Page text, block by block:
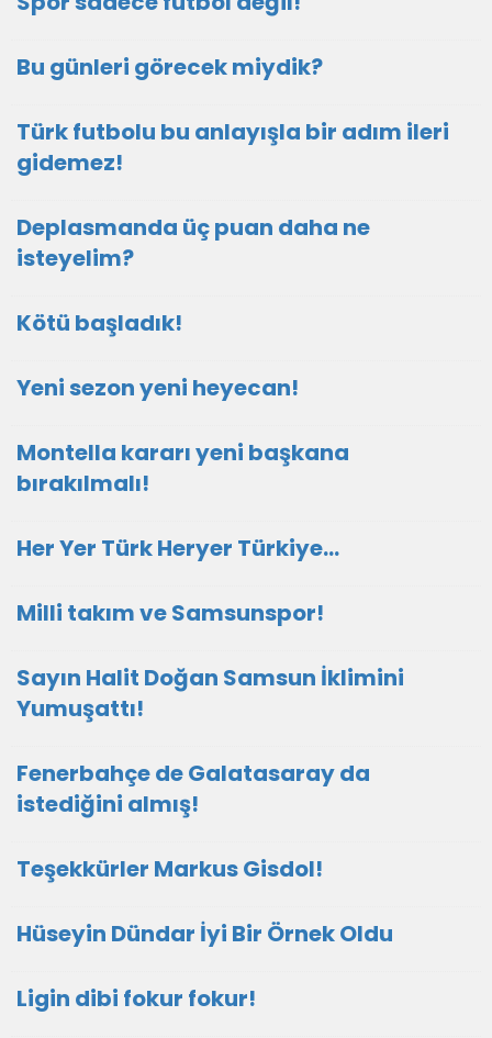
Bu günleri görecek miydik?
Türk futbolu bu anlayışla bir adım ileri
gidemez!
Deplasmanda üç puan daha ne
isteyelim?
Kötü başladık!
Yeni sezon yeni heyecan!
Montella kararı yeni başkana
bırakılmalı!
Her Yer Türk Heryer Türkiye…
Milli takım ve Samsunspor!
Sayın Halit Doğan Samsun İklimini
Yumuşattı!
Fenerbahçe de Galatasaray da
istediğini almış!
Teşekkürler Markus Gisdol!
Hüseyin Dündar İyi Bir Örnek Oldu
Ligin dibi fokur fokur!